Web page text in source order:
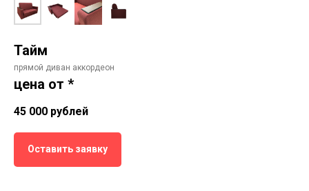
Тайм
прямой диван аккордеон
цена от *
45 000 рублей
Оставить заявку